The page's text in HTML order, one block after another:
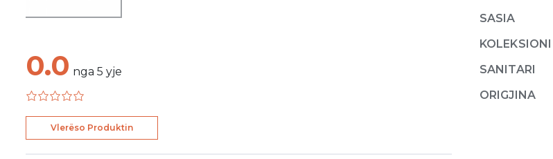
0.0 nga 5 yje
Vlerëso Produktin
SASIA
KOLEKSIONI
SANITARI
ORIGJINA